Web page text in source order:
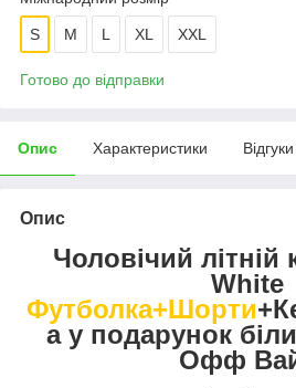
S M L XL XXL
Готово до відправки
Опис Характеристики
Опис
Чоловічий
White
Футболка+Шорти
а у подарунок
Офф